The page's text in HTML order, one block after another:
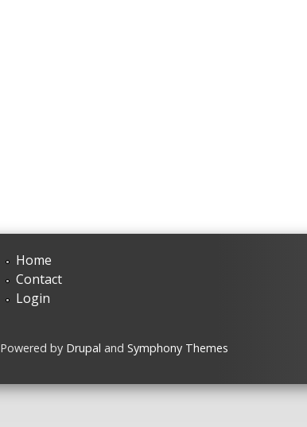
Home
Contact
Login
Powered by Drupal and Symphony Themes